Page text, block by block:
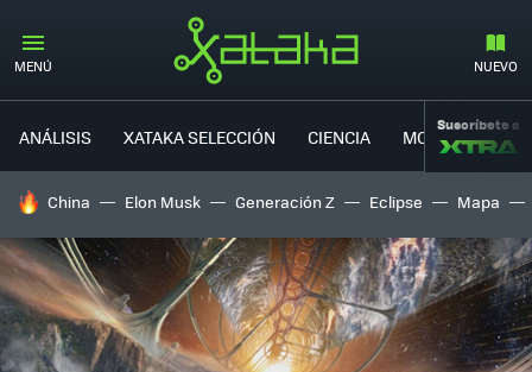
MENÚ NUEVO
ANÁLISIS XATAKA SELECCIÓN CIENCIA MOVILIDAD
Suscríbete a
HOY SE HABLA DE
China Elon Musk Generación Z Eclipse Mapa